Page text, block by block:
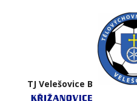
TJ Velešovice B